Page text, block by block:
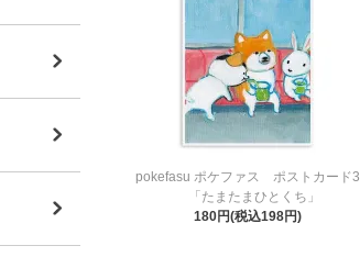
pokefasu ポケファス ポストカード3
「たまたまひとくち」
180円(税込198円)